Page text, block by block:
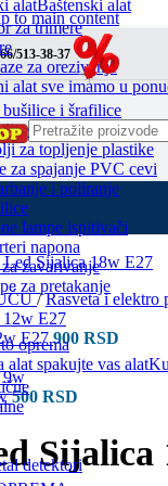
to main content
513-38-37
Baštenski alat
za trimere
za orezivanje
i šrafilice
za topljenje plastike
za spajanje PVC cevi
i poliranje
lampe ispitivači
napona
zavarivanje
za pretakanje
oprema
detektori
/ Rasveta i elektro
E27900 RSD
500 RSD
Sijalica